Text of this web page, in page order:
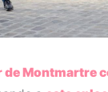
de Montmartre